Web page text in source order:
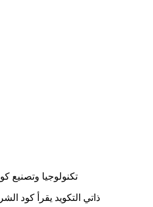
تكنولوجيا وتصنيع
ذاتي التكويد يقرأ كود